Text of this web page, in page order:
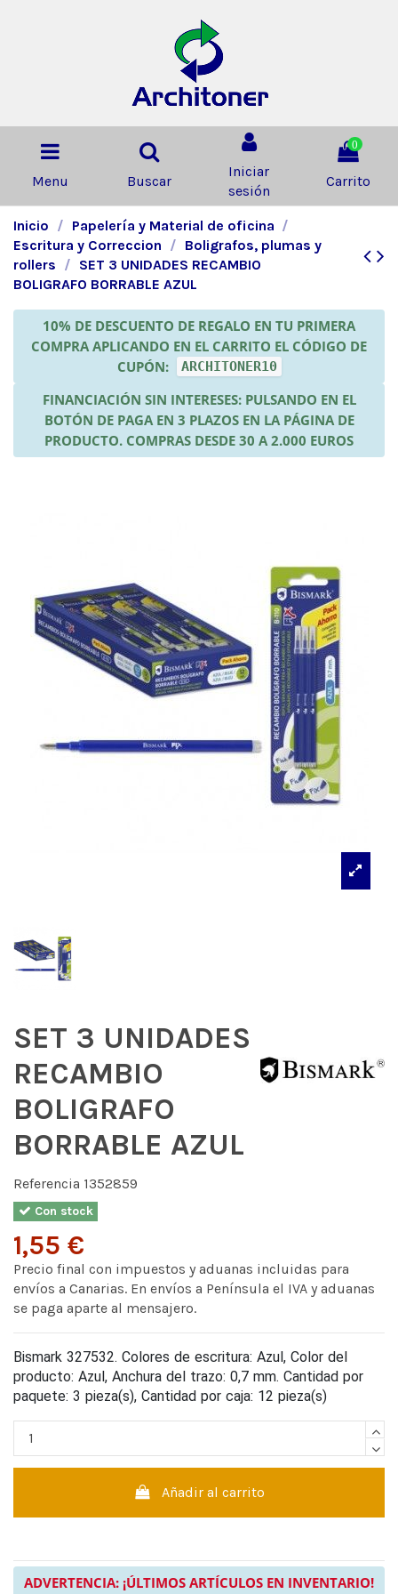
Menu Buscar
Iniciar
sesión
0
Carrito
Inicio
Papelería y Material de oficina
Escritura y Correccion
Boligrafos, plumas y
rollers
SET 3 UNIDADES RECAMBIO
BOLIGRAFO BORRABLE AZUL
10% DE DESCUENTO DE REGALO EN TU PRIMERA
COMPRA APLICANDO EN EL CARRITO EL CÓDIGO DE
CUPÓN:
ARCHITONER10
FINANCIACIÓN SIN INTERESES: PULSANDO EN EL
BOTÓN DE PAGA EN 3 PLAZOS EN LA PÁGINA DE
PRODUCTO. COMPRAS DESDE 30 A 2.000 EUROS
SET 3 UNIDADES
RECAMBIO
BOLIGRAFO
BORRABLE AZUL
Referencia 1352859
Con stock
1,55 €
Precio final con impuestos y aduanas incluidas para
envíos a Canarias. En envíos a Península el IVA y aduanas
se paga aparte al mensajero.
Bismark 327532. Colores de escritura: Azul, Color del
producto: Azul, Anchura del trazo: 0,7 mm. Cantidad por
paquete: 3 pieza(s), Cantidad por caja: 12 pieza(s)
Añadir al carrito
ADVERTENCIA: ¡ÚLTIMOS ARTÍCULOS EN INVENTARIO!